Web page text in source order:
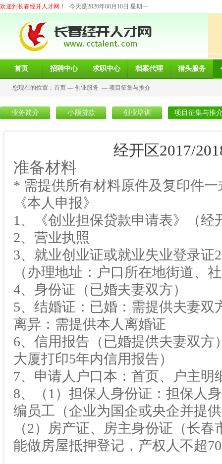
欢迎到长春经开人才网！ 今天是2026年08月10日 星期一
首页 招聘中心 求职中心 档案代理 猎头服务
您现在的位置： 首页 — 创业服务 — 项目征集与推介
业务简介 小额贷款 创业培训 项目征集与推
经开区2017/
准备材料
* 需提供所有材料原件及复印件一
《本人申报》
1、《创业担保贷款申请表》（经
2、营业执照
3、就业创业证或就业失业登录证
（办理地址：户口所在地街道、
4、身份证（已婚夫妻双方）
5、结婚证：已婚：需提供夫妻双
离异：需提供本人离婚证
6、信用报告（已婚提供夫妻双
大厦打印5年内信用报告）
7、申请人户口本：首页、户主明
8、（1）担保人身份证：担保人
编员工（企业为国企或央企并提
（2）房产证、房主身份证（长
能做房屋抵押登记，产权人不超